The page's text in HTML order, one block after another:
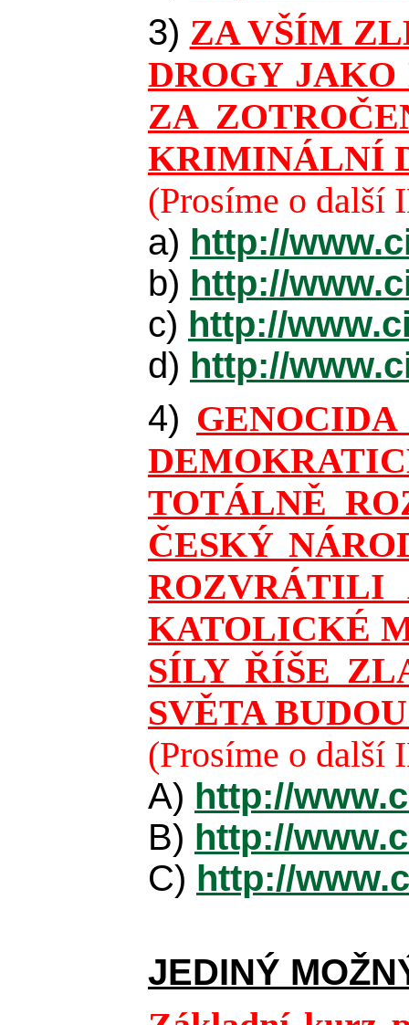
3) ZA VŠÍM
DROGY
ZA
KRIMINÁLNÍ
(Prosíme o další
a) http://
b) http://
c) http://
d) http://
4)
TOTÁLNĚ
ČESKÝ
ROZVRÁTILI
KATOLICKÉ
SÍLY ŘÍŠE
SVĚTA
(Prosíme o další
A) http://
B) http://
C) http://
JEDINÝ